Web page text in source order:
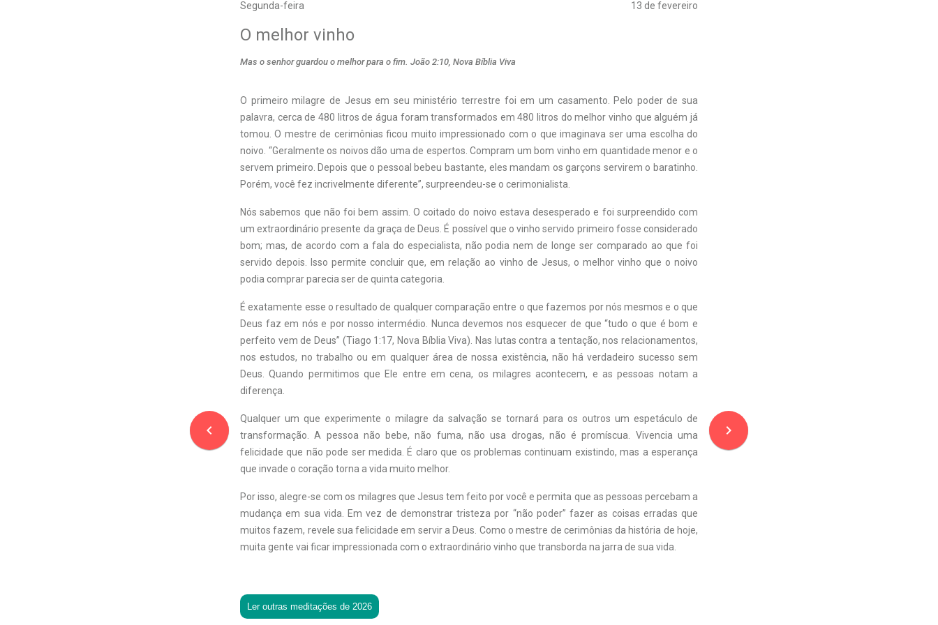
Segunda-feira 13 de fevereiro
navigate_before
O melhor vinho
Mas o senhor guardou o melhor para o fim. João 2:10, Nova Bíblia Viva
O primeiro milagre de Jesus em seu ministério terrestre foi em um casamento. Pelo poder de sua
palavra, cerca de 480 litros de água foram transformados em 480 litros do melhor vinho que alguém já
tomou. O mestre de cerimônias ficou muito impressionado com o que imaginava ser uma escolha do
noivo. “Geralmente os noivos dão uma de espertos. Compram um bom vinho em quantidade menor e o
servem primeiro. Depois que o pessoal bebeu bastante, eles mandam os garçons servirem o baratinho.
Porém, você fez incrivelmente diferente”, surpreendeu-se o cerimonialista.
Nós sabemos que não foi bem assim. O coitado do noivo estava desesperado e foi surpreendido com
um extraordinário presente da graça de Deus. É possível que o vinho servido primeiro fosse considerado
bom; mas, de acordo com a fala do especialista, não podia nem de longe ser comparado ao que foi
servido depois. Isso permite concluir que, em relação ao vinho de Jesus, o melhor vinho que o noivo
podia comprar parecia ser de quinta categoria.
É exatamente esse o resultado de qualquer comparação entre o que fazemos por nós mesmos e o que
Deus faz em nós e por nosso intermédio. Nunca devemos nos esquecer de que “tudo o que é bom e
perfeito vem de Deus” (Tiago 1:17, Nova Bíblia Viva). Nas lutas contra a tentação, nos relacionamentos,
nos estudos, no trabalho ou em qualquer área de nossa existência, não há verdadeiro sucesso sem
Deus. Quando permitimos que Ele entre em cena, os milagres acontecem, e as pessoas notam a
diferença.
Qualquer um que experimente o milagre da salvação se tornará para os outros um espetáculo de
transformação. A pessoa não bebe, não fuma, não usa drogas, não é promíscua. Vivencia uma
felicidade que não pode ser medida. É claro que os problemas continuam existindo, mas a esperança
que invade o coração torna a vida muito melhor.
Por isso, alegre-se com os milagres que Jesus tem feito por você e permita que as pessoas percebam a
mudança em sua vida. Em vez de demonstrar tristeza por “não poder” fazer as coisas erradas que
muitos fazem, revele sua felicidade em servir a Deus. Como o mestre de cerimônias da história de hoje,
muita gente vai ficar impressionada com o extraordinário vinho que transborda na jarra de sua vida.
Ler outras meditações de 2026
navigate_next